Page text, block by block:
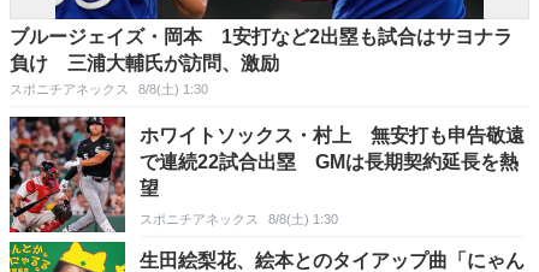
ブルージェイズ・岡本 1安打など2出塁も試合はサヨナラ
負け 三浦大輔氏が訪問、激励
スポニチアネックス 8/8(土) 1:30
ホワイトソックス・村上 無安打も申告敬遠
で連続22試合出塁 GMは長期契約延長を熱
望
スポニチアネックス 8/8(土) 1:30
生田絵梨花、絵本とのタイアップ曲「にゃん